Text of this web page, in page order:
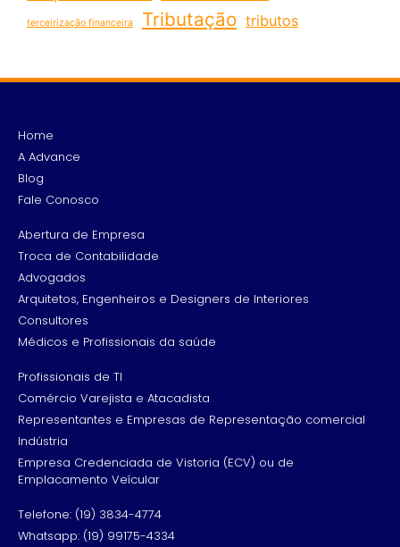
terceirização financeira Tributação tributos
Home
A Advance
Blog
Fale Conosco
Abertura de Empresa
Troca de Contabilidade
Advogados
Arquitetos, Engenheiros e Designers de Interiores
Consultores
Médicos e Profissionais da saúde
Profissionais de TI
Comércio Varejista e Atacadista
Representantes e Empresas de Representação comercial
Indústria
Empresa Credenciada de Vistoria (ECV) ou de
Emplacamento Veícular
Telefone: (19) 3834-4774
Whatsapp: (19) 99175-4334